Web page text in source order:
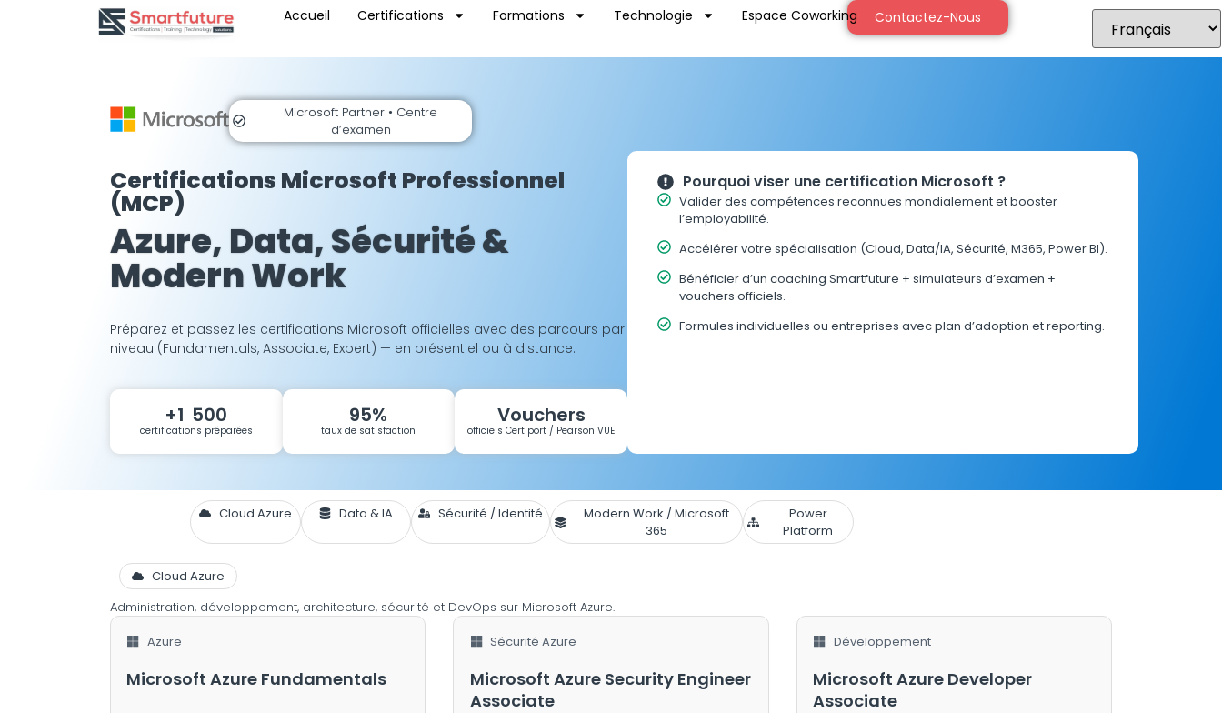
Accueil Certifications Formations Technologie Espace Coworking Contactez-Nous
Microsoft Partner • Centre
d’examen
Certifications Microsoft Professionnel
(MCP)
Azure, Data, Sécurité &
Modern Work
Préparez et passez les certifications Microsoft officielles avec des parcours par
niveau (Fundamentals, Associate, Expert) — en présentiel ou à distance.
+1 500
certifications préparées
95%
taux de satisfaction
Vouchers
officiels Certiport / Pearson VUE
Pourquoi viser une certification Microsoft ?
Valider des compétences reconnues mondialement et booster
l’employabilité.
Accélérer votre spécialisation (Cloud, Data/IA, Sécurité, M365, Power BI).
Bénéficier d’un coaching Smartfuture + simulateurs d’examen +
vouchers officiels.
Formules individuelles ou entreprises avec plan d’adoption et reporting.
Cloud Azure Data & IA Sécurité / Identité
Modern Work / Microsoft
365
Power
Platform
Cloud Azure
Administration, développement, architecture, sécurité et DevOps sur Microsoft Azure.
Azure
Microsoft Azure Fundamentals
Sécurité Azure
Microsoft Azure Security Engineer
Associate
Développement
Microsoft Azure Developer
Associate